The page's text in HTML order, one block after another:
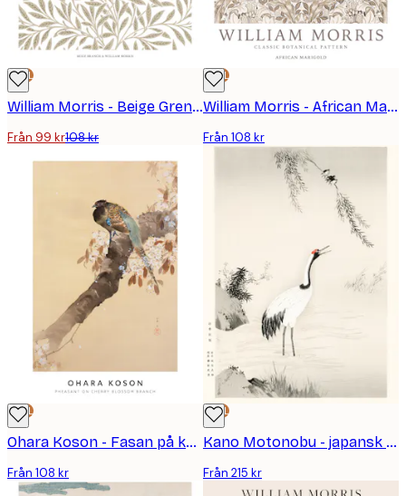
DEAL
William Morris - Beige Gren Poster
Från 99 kr108 kr
DEAL
William Morris - African Marigold Poster
Från 108 kr
DEAL
Ohara Koson - Fasan på körsbärsblomkvist Poster
Från 108 kr
DEAL
Kano Motonobu - japansk trana poster
Från 215 kr